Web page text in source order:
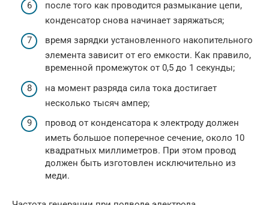
после того как проводится размыкание цепи,
конденсатор снова начинает заряжаться;
время зарядки установленного накопительного
элемента зависит от его емкости. Как правило,
временной промежуток от 0,5 до 1 секунды;
на момент разряда сила тока достигает
несколько тысяч ампер;
провод от конденсатора к электроду должен
иметь большое поперечное сечение, около 10
квадратных миллиметров. При этом провод
должен быть изготовлен исключительно из
меди.